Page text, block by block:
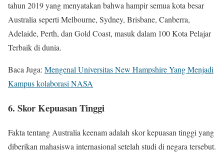
tahun 2019 yang menyatakan bahwa hampir semua kota besar
Australia seperti Melbourne, Sydney, Brisbane, Canberra,
Adelaide, Perth, dan Gold Coast, masuk dalam 100 Kota Pelajar
Terbaik di dunia.
Baca Juga: Mengenal Universitas New Hampshire Yang Menjadi
Kampus kolaborasi NASA
6. Skor Kepuasan Tinggi
Fakta tentang Australia keenam adalah skor kepuasan tinggi yang
diberikan mahasiswa internasional setelah studi di negara tersebut.